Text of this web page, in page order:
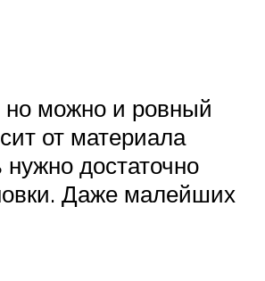
но можно и ровный
от материала
достаточно
Даже малейших